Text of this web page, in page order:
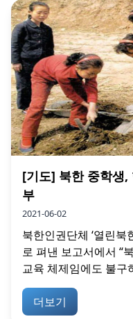
[기도] 북한 중학생,
부
2021-06-02
북한인권단체 ‘열린북
로 펴낸 보고서에서 “
교육 체제임에도 불구
더보기